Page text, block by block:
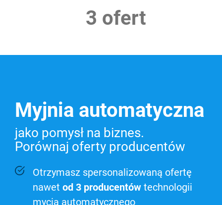
3 ofert
Myjnia automatyczna
jako pomysł na biznes.
Porównaj oferty producentów
Otrzymasz spersonalizowaną ofertę
nawet od 3 producentów technologii
mycia automatycznego